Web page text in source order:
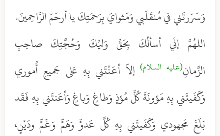
وَسَرَرتَني في مُنقَلَبي وَمَثوايَ بِرَحمَتِكَ يا أرحَمَ الرَّاحِمينَ.
اللهُمَّ إنّي أسألُكَ بِحَقِّ وَليِّكَ وَحُجَّتِكَ صاحِبِ
الزَّمانِ(عليه السلام) إلاّ أعَنْتَني بِهِ عَلى جَميعِ أُموري
وَكَفَيتَني بِهِ مَؤونَةَ كُلِّ مُؤذٍ وَطاغٍ وَباغٍ وَأعَنتَني بِهِ فَقَد
بَلَغَ مَجهودي وَكَفَيتَني بِهِ كُلَّ عَدوٍّ وَهَمٍّ وَغَمٍّ ودَيْنٍ،